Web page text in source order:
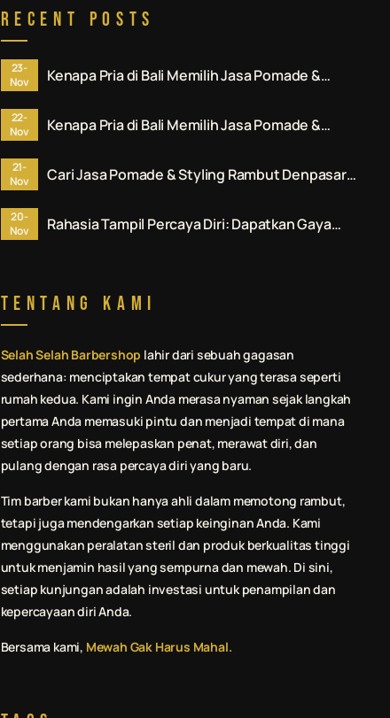
Recent Posts
23-
Nov
Kenapa Pria di Bali Memilih Jasa Pomade &
22-
Nov
Kenapa Pria di Bali Memilih Jasa Pomade &
21-
Nov
Cari Jasa Pomade & Styling Rambut Denpasar?
20-
Nov
Rahasia Tampil Percaya Diri: Dapatkan Gaya
Tentang Kami
Selah Selah Barbershop lahir dari sebuah gagasan
sederhana: menciptakan tempat cukur yang terasa seperti
rumah kedua. Kami ingin Anda merasa nyaman sejak langkah
pertama Anda memasuki pintu dan menjadi tempat di mana
setiap orang bisa melepaskan penat, merawat diri, dan
pulang dengan rasa percaya diri yang baru.
Tim barber kami bukan hanya ahli dalam memotong rambut,
tetapi juga mendengarkan setiap keinginan Anda. Kami
menggunakan peralatan steril dan produk berkualitas tinggi
untuk menjamin hasil yang sempurna dan mewah. Di sini,
setiap kunjungan adalah investasi untuk penampilan dan
kepercayaan diri Anda.
Bersama kami, Mewah Gak Harus Mahal.